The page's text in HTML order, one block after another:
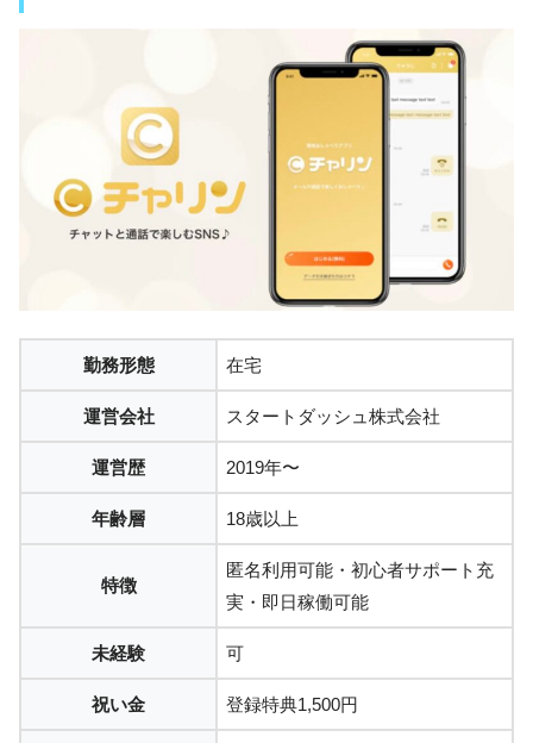
勤務形態 在宅
運営会社 スタートダッシュ株式会社
運営歴 2019年〜
年齢層 18歳以上
特徴
匿名利用可能・初心者サポート充
実・即日稼働可能
未経験 可
祝い金 登録特典1,500円